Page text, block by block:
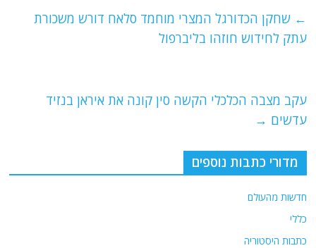
s
A
g
ra
l
er
e
k
← שחקן הכדורגל המצרי מוחמד סלאח דורש משכורת
עתק לחידוש חוזהו בליברפול
עקב מצבה הכלכלי הקשה סין קונה את איראן בנזיד
עדשים →
מדורי כתבות נוספים
חדשות מהעולם
כללי
כתבות היסטוריה